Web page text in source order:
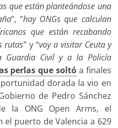
que están planteándose una
”, “hay ONGs que calculan
que están recabando
rutas” y “voy a visitar Ceuta y
Guardia Civil y a la Policía
perlas que soltóa finales
dorada la vio en
de Pedro Sánchez
la ONG Open Arms, el
el puerto de Valencia a 629